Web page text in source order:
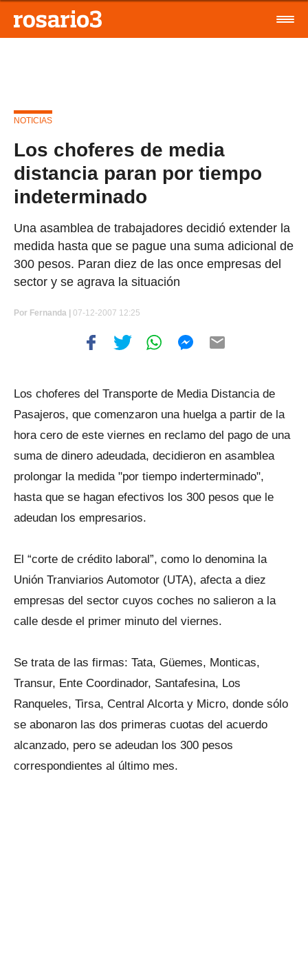
NOTICIAS
Los choferes de media
distancia paran por tiempo
indeterminado
Una asamblea de trabajadores decidió extender la
medida hasta que se pague una suma adicional de
300 pesos. Paran diez de las once empresas del
sector y se agrava la situación
Por Fernanda | 07-12-2007 12:25
Los choferes del Transporte de Media Distancia de
Pasajeros, que comenzaron una huelga a partir de la
hora cero de este viernes en reclamo del pago de una
suma de dinero adeudada, decidieron en asamblea
prolongar la medida "por tiempo inderterminado",
hasta que se hagan efectivos los 300 pesos que le
adeudan los empresarios.
El “corte de crédito laboral”, como lo denomina la
Unión Tranviarios Automotor (UTA), afecta a diez
empresas del sector cuyos coches no salieron a la
calle desde el primer minuto del viernes.
Se trata de las firmas: Tata, Güemes, Monticas,
Transur, Ente Coordinador, Santafesina, Los
Ranqueles, Tirsa, Central Alcorta y Micro, donde sólo
se abonaron las dos primeras cuotas del acuerdo
alcanzado, pero se adeudan los 300 pesos
correspondientes al último mes.